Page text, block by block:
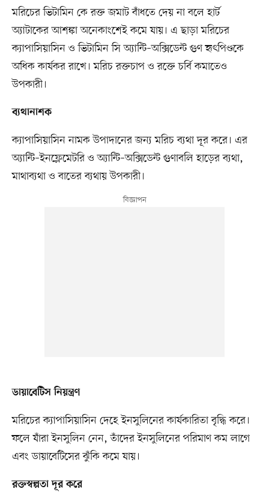
মরিচের ভিটামিন কে রক্ত জমাট বাঁধতে দেয় না বলে হার্ট
অ্যাটাকের আশঙ্কা অনেকাংশেই কমে যায়। এ ছাড়া মরিচের
ক্যাপাসিয়াসিন ও ভিটামিন সি অ্যান্টি–অক্সিডেন্ট গুণ হৃৎপিণ্ডকে
অধিক কার্যকর রাখে। মরিচ রক্তচাপ ও রক্তে চর্বি কমাতেও
উপকারী।
ব্যথানাশক
ক্যাপাসিয়াসিন নামক উপাদানের জন্য মরিচ ব্যথা দূর করে। এর
অ্যান্টি–ইনফ্লেমেটরি ও অ্যান্টি–অক্সিডেন্ট গুণাবলি হাড়ের ব্যথা,
মাথাব্যথা ও বাতের ব্যথায় উপকারী।
ডায়াবেটিস নিয়ন্ত্রণ
মরিচের ক্যাপাসিয়াসিন দেহে ইনসুলিনের কার্যকারিতা বৃদ্ধি করে।
ফলে যাঁরা ইনসুলিন নেন, তাঁদের ইনসুলিনের পরিমাণ কম লাগে
এবং ডায়াবেটিসের ঝুঁকি কমে যায়।
রক্তস্বল্পতা দূর করে